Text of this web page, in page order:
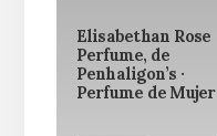
Elisabethan Rose
Perfume, de
Penhaligon’s ·
Perfume de Mujer